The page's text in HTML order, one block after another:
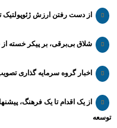
از دست رفتن ارزش ژئوپولتیک
شلاق‌ بی‌برقی، بر پیکر خسته‌
اخبار گروه سرمایه گذاری تصویب سود ۶۵ تومانی در
از یک اقدام تا یک فرهنگ،
توسعه